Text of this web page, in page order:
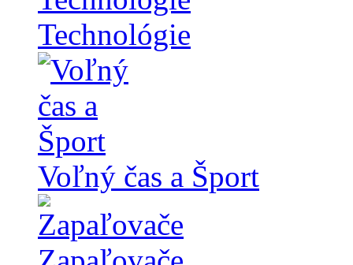
Technológie
Voľný čas a Šport